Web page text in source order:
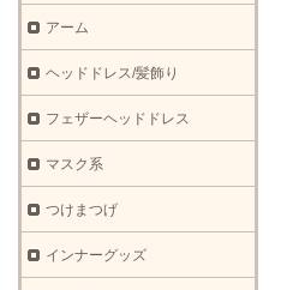
アーム
ヘッドドレス/髪飾り
フェザーヘッドドレス
マスク系
つけまつげ
インナーグッズ